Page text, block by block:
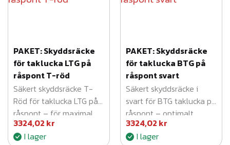
PAKET: Skyddsräcke
för taklucka LTG på
råspont T-röd
Säkert skyddsräcke T-
Röd för taklucka LTG på
råspont – för maximal
taksäkerhet.
3324,02 kr
I lager
PAKET: Skyddsräcke
för taklucka BTG på
råspont svart
Säkert skyddsräcke i
svart för BTG taklucka på
råspont – optimalt
fallskydd och enkel
montering.
3324,02 kr
I lager